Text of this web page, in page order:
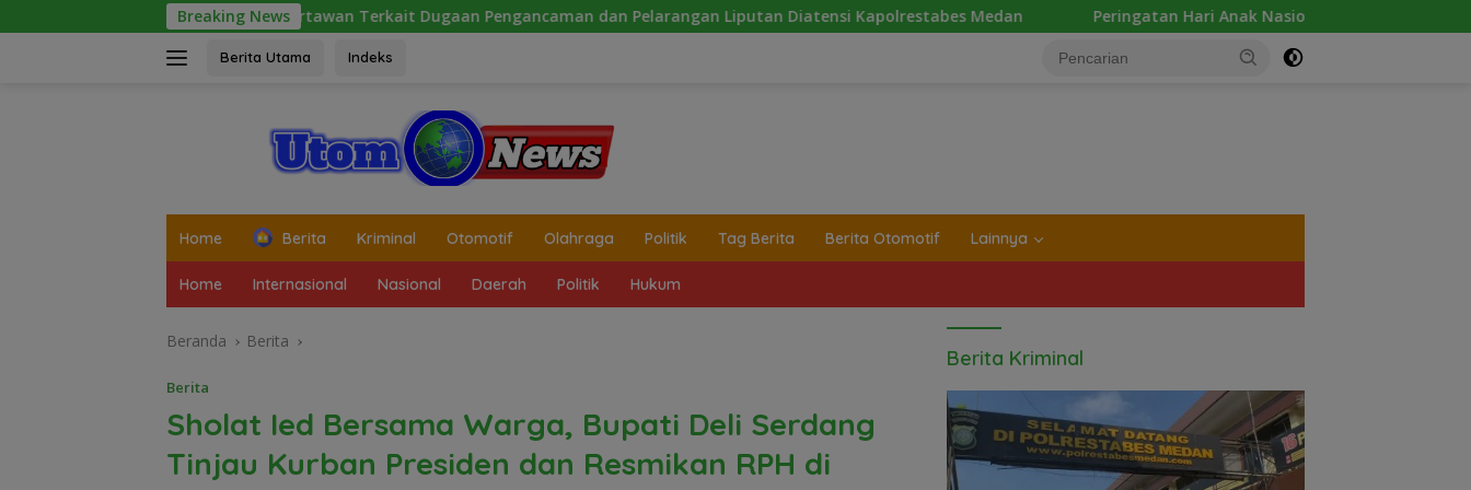
ke
Breaking News
Laporan Wartawan Terkait Dugaan Pengancaman dan Pelarangan Liputan Diatensi Kapolrestabes Medan Peringatan Hari Anak Nasional 2026 di Sejumlah Sekolah Belum Sesuai
Berita Utama Indeks
Home Berita Kriminal Otomotif Olahraga Politik Tag Berita Berita Otomotif Lainnya
Home Internasional Nasional Daerah Politik Hukum
Beranda Berita
Berita
Sholat Ied Bersama Warga, Bupati Deli Serdang
Tinjau Kurban Presiden dan Resmikan RPH di
Berita Kriminal